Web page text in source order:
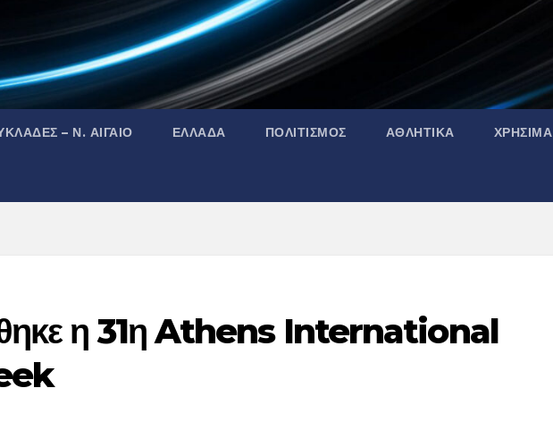
– Ν. ΑΙΓΑΙΟ ΕΛΛΑΔΑ ΠΟΛΙΤΙΣΜΟΣ ΑΘΛΗΤΙΚΑ ΧΡΗΣΙΜΑ
η 31η Athens International